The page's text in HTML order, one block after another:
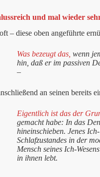
und mal wieder
– diese oben angeführte
Was bezeugt das, wenn
hin, daß er im passiven
–
an seinen bereits
Eigentlich ist das der
gemacht habe: In das
hineinschieben. Jenes
Schlafzustandes in der
Mensch seines Ich-
in ihnen lebt.